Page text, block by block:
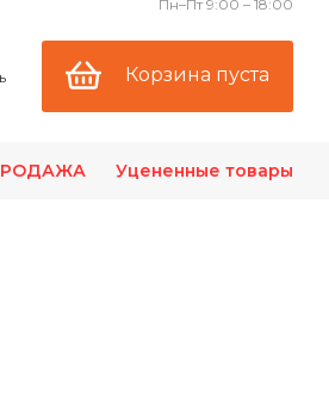
Пн–Пт 9:00 – 18:00
Корзина пуста
Уцененные товары